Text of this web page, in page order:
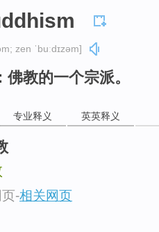
zen ˈbuːdɪzəm]
教的一个宗派。
专业释义 英英释义
-相关网页